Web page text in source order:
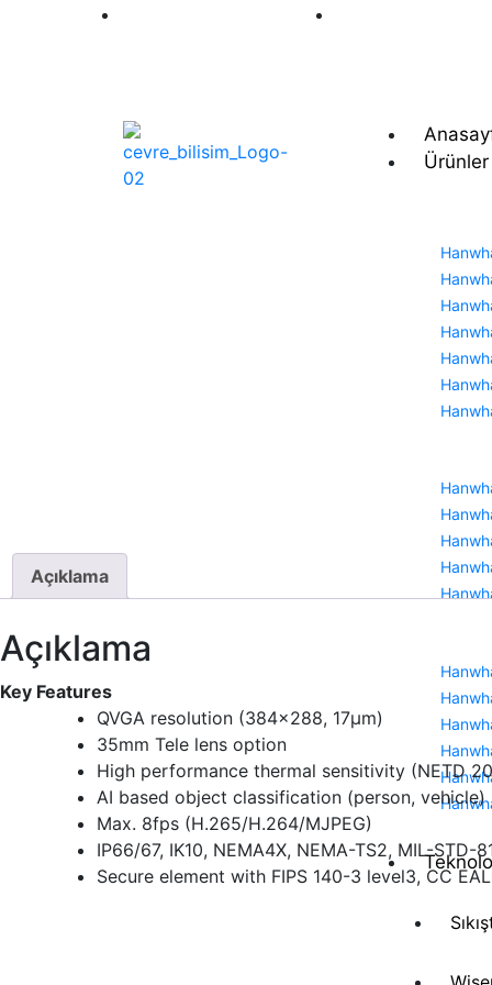
Ürünler
Açıklama
Açıklama
Key Features
QVGA resolution (384×288, 17μm)
35mm Tele lens option
High performance thermal sensitivity (NETD
AI based object classification (person, vehicle)
Max. 8fps (H.265/H.264/MJPEG)
IP66/67, IK10, NEMA4X, NEMA-TS2, MIL-STD-
Secure element with FIPS 140-3 level3, CC